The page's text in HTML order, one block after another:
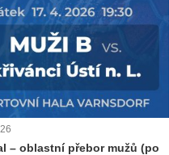
– oblastní přebor mužů (po